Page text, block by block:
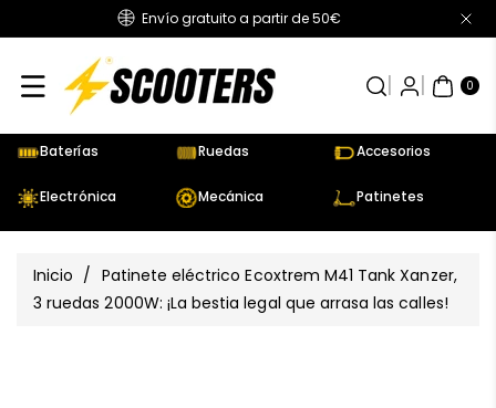
Envío gratuito a partir de 50€
0
AR
TÍC
UL
Baterías Ruedas Accesorios
Electrónica Mecánica Patinetes
Inicio / Patinete eléctrico Ecoxtrem M41 Tank Xanzer,
3 ruedas 2000W: ¡La bestia legal que arrasa las calles!